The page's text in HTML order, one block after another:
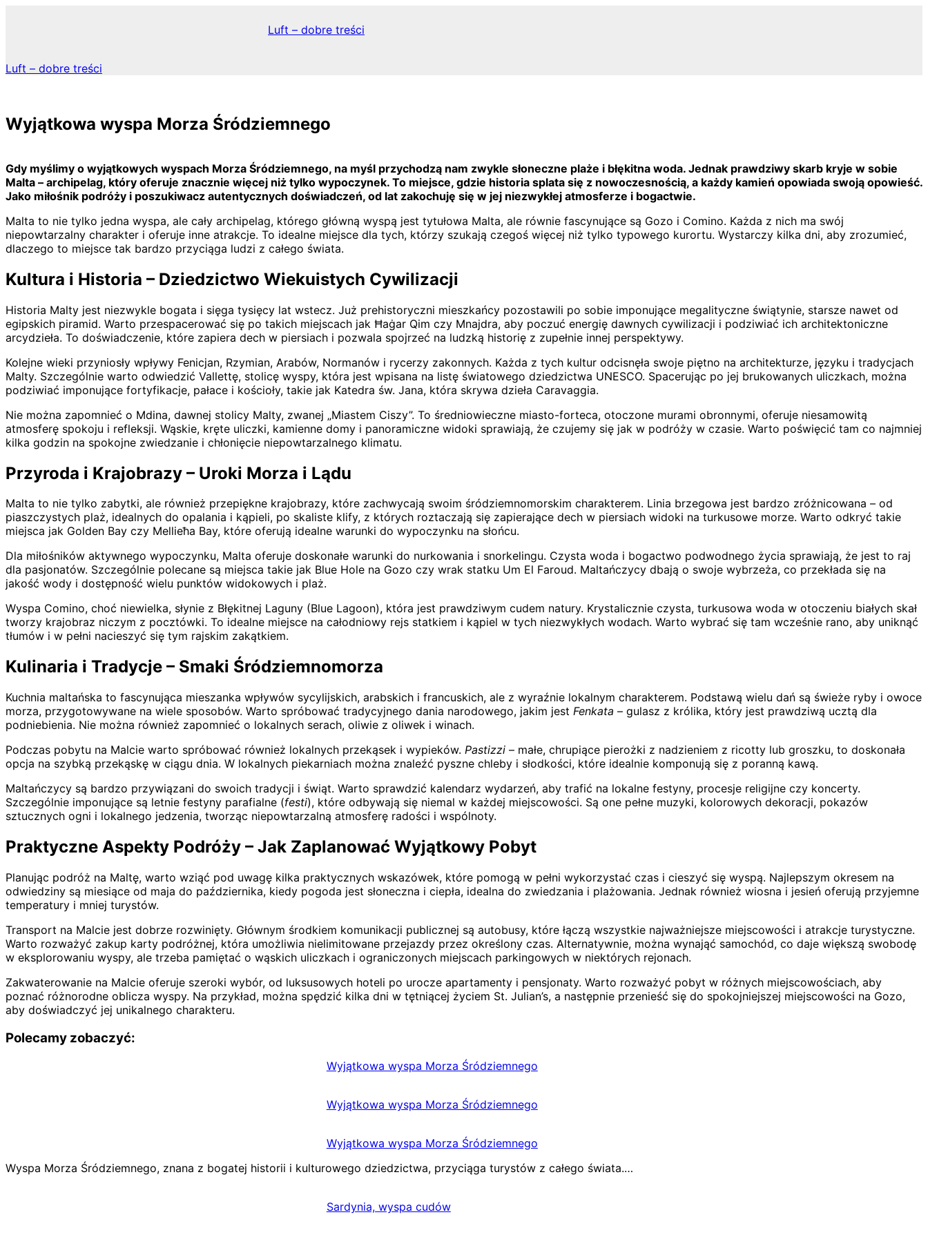
Luft – dobre treści
Luft – dobre treści
Wyjątkowa wyspa Morza Śródziemnego
Gdy myślimy o wyjątkowych wyspach Morza Śródziemnego, na myśl przychodzą nam zwykle słoneczne plaże i błękitna woda. Jednak prawdziwy skarb kryje w sobie
Malta – archipelag, który oferuje znacznie więcej niż tylko wypoczynek. To miejsce, gdzie historia splata się z nowoczesnością, a każdy kamień opowiada swoją opowieść.
Jako miłośnik podróży i poszukiwacz autentycznych doświadczeń, od lat zakochuję się w jej niezwykłej atmosferze i bogactwie.
Malta to nie tylko jedna wyspa, ale cały archipelag, którego główną wyspą jest tytułowa Malta, ale równie fascynujące są Gozo i Comino. Każda z nich ma swój
niepowtarzalny charakter i oferuje inne atrakcje. To idealne miejsce dla tych, którzy szukają czegoś więcej niż tylko typowego kurortu. Wystarczy kilka dni, aby zrozumieć,
dlaczego to miejsce tak bardzo przyciąga ludzi z całego świata.
Kultura i Historia – Dziedzictwo Wiekuistych Cywilizacji
Historia Malty jest niezwykle bogata i sięga tysięcy lat wstecz. Już prehistoryczni mieszkańcy pozostawili po sobie imponujące megalityczne świątynie, starsze nawet od
egipskich piramid. Warto przespacerować się po takich miejscach jak Ħaġar Qim czy Mnajdra, aby poczuć energię dawnych cywilizacji i podziwiać ich architektoniczne
arcydzieła. To doświadczenie, które zapiera dech w piersiach i pozwala spojrzeć na ludzką historię z zupełnie innej perspektywy.
Kolejne wieki przyniosły wpływy Fenicjan, Rzymian, Arabów, Normanów i rycerzy zakonnych. Każda z tych kultur odcisnęła swoje piętno na architekturze, języku i tradycjach
Malty. Szczególnie warto odwiedzić Vallettę, stolicę wyspy, która jest wpisana na listę światowego dziedzictwa UNESCO. Spacerując po jej brukowanych uliczkach, można
podziwiać imponujące fortyfikacje, pałace i kościoły, takie jak Katedra św. Jana, która skrywa dzieła Caravaggia.
Nie można zapomnieć o Mdina, dawnej stolicy Malty, zwanej „Miastem Ciszy”. To średniowieczne miasto-forteca, otoczone murami obronnymi, oferuje niesamowitą
atmosferę spokoju i refleksji. Wąskie, kręte uliczki, kamienne domy i panoramiczne widoki sprawiają, że czujemy się jak w podróży w czasie. Warto poświęcić tam co najmniej
kilka godzin na spokojne zwiedzanie i chłonięcie niepowtarzalnego klimatu.
Przyroda i Krajobrazy – Uroki Morza i Lądu
Malta to nie tylko zabytki, ale również przepiękne krajobrazy, które zachwycają swoim śródziemnomorskim charakterem. Linia brzegowa jest bardzo zróżnicowana – od
piaszczystych plaż, idealnych do opalania i kąpieli, po skaliste klify, z których roztaczają się zapierające dech w piersiach widoki na turkusowe morze. Warto odkryć takie
miejsca jak Golden Bay czy Mellieħa Bay, które oferują idealne warunki do wypoczynku na słońcu.
Dla miłośników aktywnego wypoczynku, Malta oferuje doskonałe warunki do nurkowania i snorkelingu. Czysta woda i bogactwo podwodnego życia sprawiają, że jest to raj
dla pasjonatów. Szczególnie polecane są miejsca takie jak Blue Hole na Gozo czy wrak statku Um El Faroud. Maltańczycy dbają o swoje wybrzeża, co przekłada się na
jakość wody i dostępność wielu punktów widokowych i plaż.
Wyspa Comino, choć niewielka, słynie z Błękitnej Laguny (Blue Lagoon), która jest prawdziwym cudem natury. Krystalicznie czysta, turkusowa woda w otoczeniu białych skał
tworzy krajobraz niczym z pocztówki. To idealne miejsce na całodniowy rejs statkiem i kąpiel w tych niezwykłych wodach. Warto wybrać się tam wcześnie rano, aby uniknąć
tłumów i w pełni nacieszyć się tym rajskim zakątkiem.
Kulinaria i Tradycje – Smaki Śródziemnomorza
Kuchnia maltańska to fascynująca mieszanka wpływów sycylijskich, arabskich i francuskich, ale z wyraźnie lokalnym charakterem. Podstawą wielu dań są świeże ryby i owoce
morza, przygotowywane na wiele sposobów. Warto spróbować tradycyjnego dania narodowego, jakim jest Fenkata – gulasz z królika, który jest prawdziwą ucztą dla
podniebienia. Nie można również zapomnieć o lokalnych serach, oliwie z oliwek i winach.
Podczas pobytu na Malcie warto spróbować również lokalnych przekąsek i wypieków. Pastizzi – małe, chrupiące pierożki z nadzieniem z ricotty lub groszku, to doskonała
opcja na szybką przekąskę w ciągu dnia. W lokalnych piekarniach można znaleźć pyszne chleby i słodkości, które idealnie komponują się z poranną kawą.
Maltańczycy są bardzo przywiązani do swoich tradycji i świąt. Warto sprawdzić kalendarz wydarzeń, aby trafić na lokalne festyny, procesje religijne czy koncerty.
Szczególnie imponujące są letnie festyny parafialne (festi), które odbywają się niemal w każdej miejscowości. Są one pełne muzyki, kolorowych dekoracji, pokazów
sztucznych ogni i lokalnego jedzenia, tworząc niepowtarzalną atmosferę radości i wspólnoty.
Praktyczne Aspekty Podróży – Jak Zaplanować Wyjątkowy Pobyt
Planując podróż na Maltę, warto wziąć pod uwagę kilka praktycznych wskazówek, które pomogą w pełni wykorzystać czas i cieszyć się wyspą. Najlepszym okresem na
odwiedziny są miesiące od maja do października, kiedy pogoda jest słoneczna i ciepła, idealna do zwiedzania i plażowania. Jednak również wiosna i jesień oferują przyjemne
temperatury i mniej turystów.
Transport na Malcie jest dobrze rozwinięty. Głównym środkiem komunikacji publicznej są autobusy, które łączą wszystkie najważniejsze miejscowości i atrakcje turystyczne.
Warto rozważyć zakup karty podróżnej, która umożliwia nielimitowane przejazdy przez określony czas. Alternatywnie, można wynająć samochód, co daje większą swobodę
w eksplorowaniu wyspy, ale trzeba pamiętać o wąskich uliczkach i ograniczonych miejscach parkingowych w niektórych rejonach.
Zakwaterowanie na Malcie oferuje szeroki wybór, od luksusowych hoteli po urocze apartamenty i pensjonaty. Warto rozważyć pobyt w różnych miejscowościach, aby
poznać różnorodne oblicza wyspy. Na przykład, można spędzić kilka dni w tętniącej życiem St. Julian’s, a następnie przenieść się do spokojniejszej miejscowości na Gozo,
aby doświadczyć jej unikalnego charakteru.
Polecamy zobaczyć:
Wyjątkowa wyspa Morza Śródziemnego
Wyjątkowa wyspa Morza Śródziemnego
Wyjątkowa wyspa Morza Śródziemnego
Wyspa Morza Śródziemnego, znana z bogatej historii i kulturowego dziedzictwa, przyciąga turystów z całego świata.…
Sardynia, wyspa cudów